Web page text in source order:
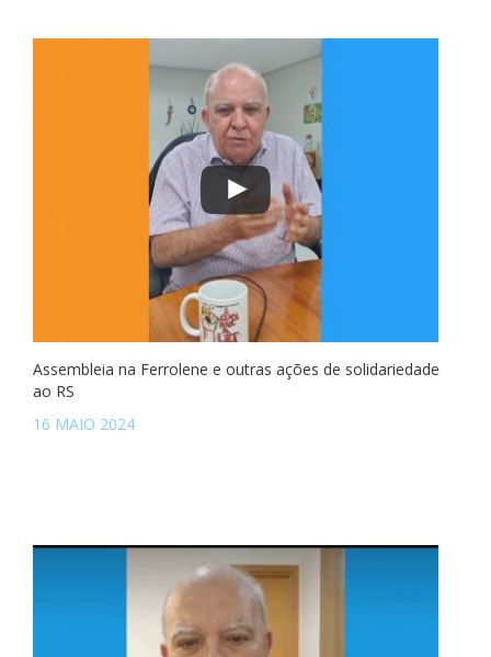
Assembleia na Ferrolene e outras ações de solidariedade
ao RS
16 MAIO 2024